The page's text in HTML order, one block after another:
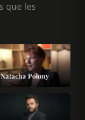
que les
Natacha Polony